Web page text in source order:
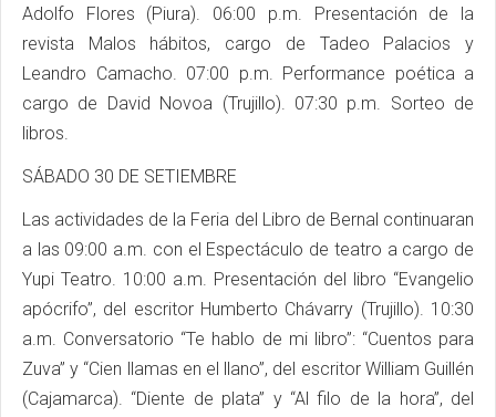
Adolfo Flores (Piura). 06:00 p.m. Presentación de la
revista Malos hábitos, cargo de Tadeo Palacios y
Leandro Camacho. 07:00 p.m. Performance poética a
cargo de David Novoa (Trujillo). 07:30 p.m. Sorteo de
libros.
SÁBADO 30 DE SETIEMBRE
Las actividades de la Feria del Libro de Bernal continuaran
a las 09:00 a.m. con el Espectáculo de teatro a cargo de
Yupi Teatro. 10:00 a.m. Presentación del libro “Evangelio
apócrifo”, del escritor Humberto Chávarry (Trujillo). 10:30
a.m. Conversatorio “Te hablo de mi libro”: “Cuentos para
Zuva” y “Cien llamas en el llano”, del escritor William Guillén
(Cajamarca). “Diente de plata” y “Al filo de la hora”, del